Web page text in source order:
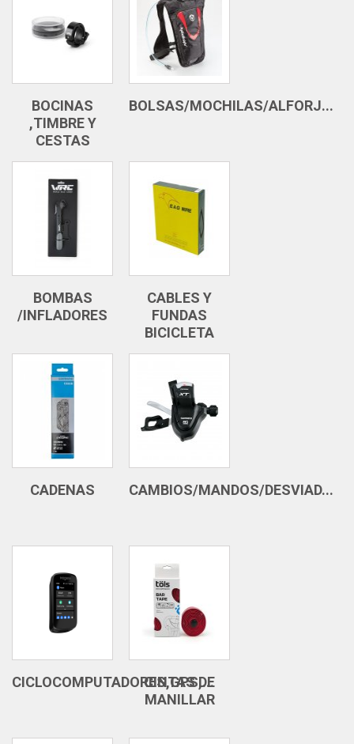
BOCINAS
,TIMBRE Y
CESTAS
BOLSAS/MOCHILAS/ALFORJ...
BOMBAS
/INFLADORES
CABLES Y
FUNDAS
BICICLETA
CADENAS CAMBIOS/MANDOS/DESVIAD...
CICLOCOMPUTADORES,GPS,...
CINTAS DE
MANILLAR